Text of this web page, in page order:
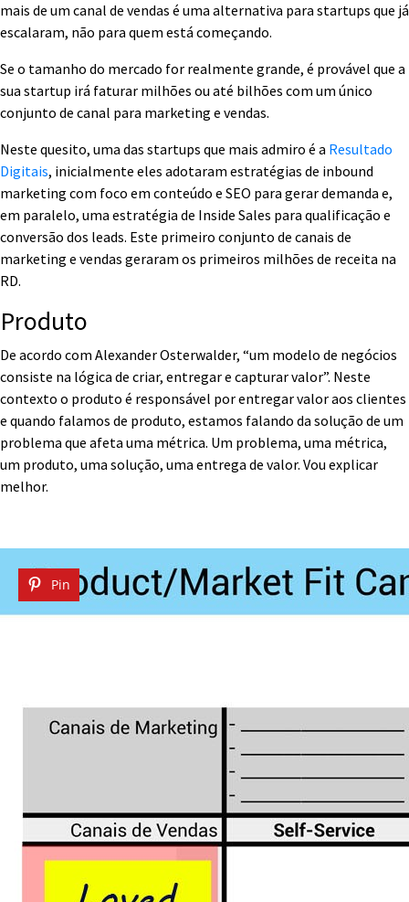
mais de um canal de vendas é uma alternativa para startups que já
escalaram, não para quem está começando.
Se o tamanho do mercado for realmente grande, é provável que a
sua startup irá faturar milhões ou até bilhões com um único
conjunto de canal para marketing e vendas.
Neste quesito, uma das startups que mais admiro é a Resultado
Digitais, inicialmente eles adotaram estratégias de inbound
marketing com foco em conteúdo e SEO para gerar demanda e,
em paralelo, uma estratégia de Inside Sales para qualificação e
conversão dos leads. Este primeiro conjunto de canais de
marketing e vendas geraram os primeiros milhões de receita na
RD.
Produto
De acordo com Alexander Osterwalder, “um modelo de negócios
consiste na lógica de criar, entregar e capturar valor”. Neste
contexto o produto é responsável por entregar valor aos clientes
e quando falamos de produto, estamos falando da solução de um
problema que afeta uma métrica. Um problema, uma métrica,
um produto, uma solução, uma entrega de valor. Vou explicar
melhor.
Pin